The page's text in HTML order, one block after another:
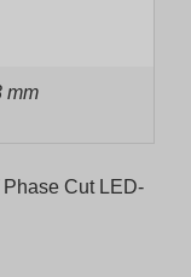
mm
Cut LED-